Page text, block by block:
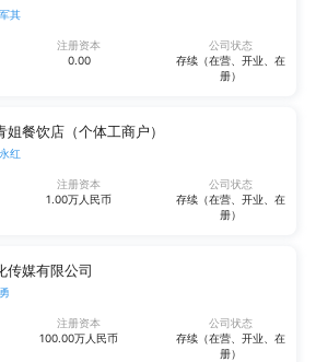
其
注册资本
0.00
公司状态
存续（在营、开业、在
册）
姐餐饮店（个体工商户）
红
注册资本
1.00万人民币
公司状态
存续（在营、开业、在
册）
传媒有限公司
注册资本
100.00万人民币
公司状态
存续（在营、开业、在
册）